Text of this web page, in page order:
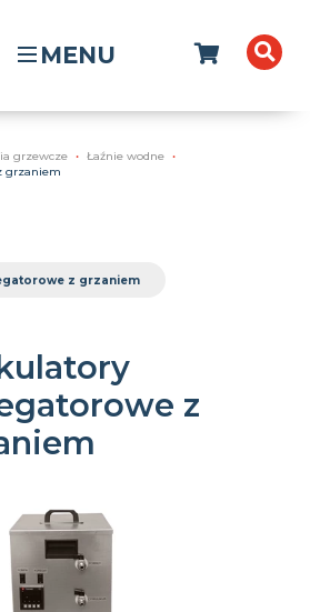
MENU
grzewcze
Łaźnie wodne
grzaniem
z grzaniem
z